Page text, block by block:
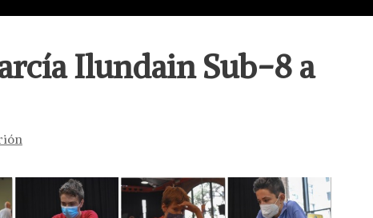
Ilundain Sub-8 a